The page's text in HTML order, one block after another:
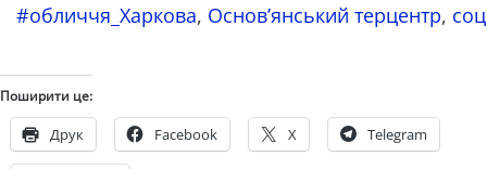
#обличчя_Харкова, Основ’янський терцентр,
Поширити це:
Друк Facebook X Telegram